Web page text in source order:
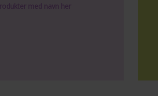
med navn her